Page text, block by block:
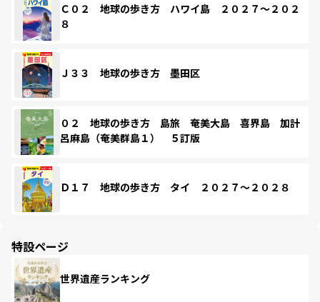
Ｃ０２ 地球の歩き方 ハワイ島 ２０２７～２０２
８
Ｊ３３ 地球の歩き方 墨田区
０２ 地球の歩き方 島旅 奄美大島 喜界島 加計
呂麻島（奄美群島１） ５訂版
Ｄ１７ 地球の歩き方 タイ ２０２７～２０２８
特設ページ
世界遺産ランキング